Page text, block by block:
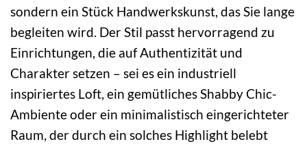
sondern ein Stück Handwerkskunst, das Sie lange
begleiten wird. Der Stil passt hervorragend zu
Einrichtungen, die auf Authentizität und
Charakter setzen – sei es ein industriell
inspiriertes Loft, ein gemütliches Shabby Chic-
Ambiente oder ein minimalistisch eingerichteter
Raum, der durch ein solches Highlight belebt